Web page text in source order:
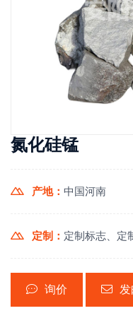
氮化硅锰
产地： 中国河南
定制： 定制标志、定
询价